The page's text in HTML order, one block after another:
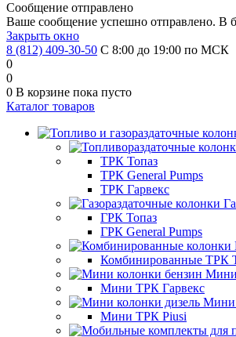
Сообщение отправлено
Ваше сообщение успешно отправлено. В
Закрыть окно
8 (812) 409-30-50 С 8:00 до 19:00 по МСК
0
0
0 В корзине пока пусто
Каталог товаров
ТРК Топаз
ТРК General Pumps
ТРК Гарвекс
ГРК Топаз
ГРК General Pumps
Комбинированные ТРК
Мини
Мини ТРК Гарвекс
Мини
Мини ТРК Piusi